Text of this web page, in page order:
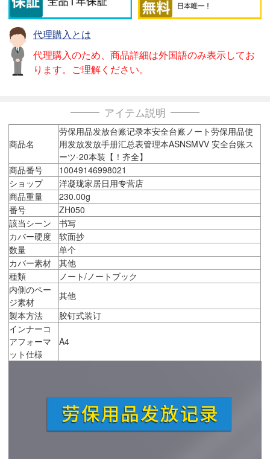
代理購入とは
代理購入のため、商品詳細は外国語のみ表示してお
ります。ご理解ください。
アイテム説明
商品名
劳保用品发放台账记录本安全台账ノート劳保用品使
用发放发放手册汇总表管理本ASNSMVV 安全台账ス
ーツ-20本装【！齐全】
商品番号
10049146998021
ショップ
洋凝珑家居日用专营店
商品重量
230.00g
番号
ZH050
該当シーン
书写
カバー硬度
软面抄
数量
单个
カバー素材
其他
種類
ノート/ノートブック
内側のペー
ジ素材
其他
製本方法
胶钉式装订
インナーコ
アフォーマ
ット仕様
A4